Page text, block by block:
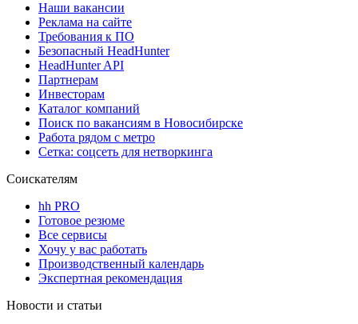
Наши вакансии
Реклама на сайте
Требования к ПО
Безопасный HeadHunter
HeadHunter API
Партнерам
Инвесторам
Каталог компаний
Поиск по вакансиям в Новосибирске
Работа рядом с метро
Сетка: соцсеть для нетворкинга
Соискателям
hh PRO
Готовое резюме
Все сервисы
Хочу у вас работать
Производственный календарь
Экспертная рекомендация
Новости и статьи